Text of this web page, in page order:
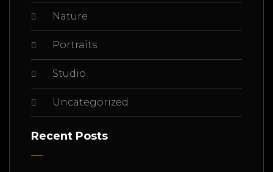
Nature
Portraits
Studio
Uncategorized
Recent Posts